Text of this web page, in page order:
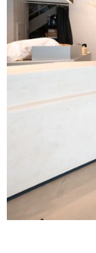
照明
内装用建材
ロートアイア
横浜スマート
ム
修理お問い合
説明書・図面検
チ
自分らしい家
SUVACO